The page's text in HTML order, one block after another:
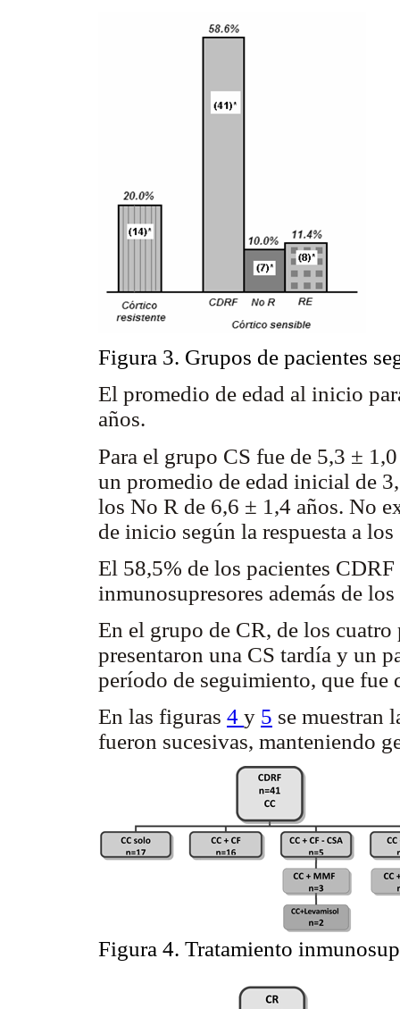
Figura 3. Grupos de pacientes
El promedio de edad al inicio
años.
Para el grupo CS fue de 5,3 ±
un promedio de edad inicial de
los No R de 6,6 ± 1,4 años. No
de inicio según la respuesta a
El 58,5% de los pacientes
inmunosupresores además de
En el grupo de CR, de los
presentaron una CS tardía y un
período de seguimiento, que fue
En las figuras 4 y 5 se muestran
fueron sucesivas, manteniendo
Figura 4. Tratamiento